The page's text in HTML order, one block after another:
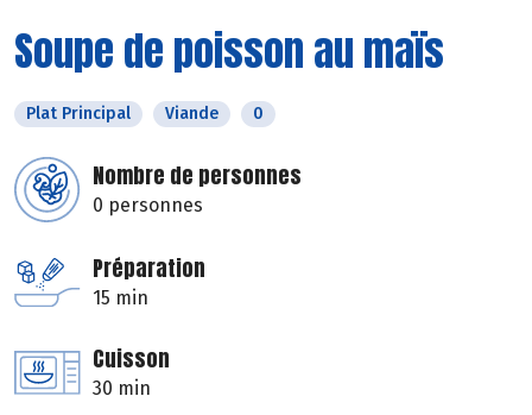
Soupe de poisson au maïs
Plat Principal Viande 0
Nombre de personnes
0 personnes
Préparation
15 min
Cuisson
30 min